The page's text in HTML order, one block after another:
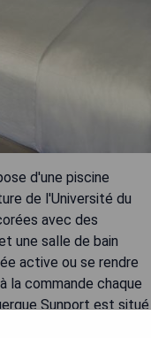
d'une piscine
de l'Université du
avec des
une salle de bain
active ou se rendre
la commande chaque
Sunport est situé